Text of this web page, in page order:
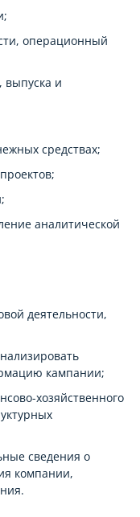
операционный
выпуска и
средствах;
аналитической
деятельности,
кампании;
хозяйственного
сведения о
компании,